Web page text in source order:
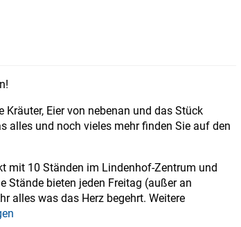
Eier von nebenan und das Stück
alles und noch vieles mehr finden Sie auf den
mit 10 Ständen im Lindenhof-Zentrum und
Stände bieten jeden Freitag (außer an
alles was das Herz begehrt. Weitere